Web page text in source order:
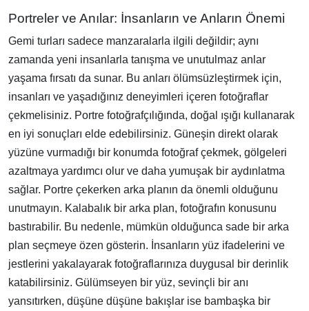
Portreler ve Anılar: İnsanların ve Anların Önemi
Gemi turları sadece manzaralarla ilgili değildir; aynı
zamanda yeni insanlarla tanışma ve unutulmaz anlar
yaşama fırsatı da sunar. Bu anları ölümsüzleştirmek için,
insanları ve yaşadığınız deneyimleri içeren fotoğraflar
çekmelisiniz. Portre fotoğrafçılığında, doğal ışığı kullanarak
en iyi sonuçları elde edebilirsiniz. Güneşin direkt olarak
yüzüne vurmadığı bir konumda fotoğraf çekmek, gölgeleri
azaltmaya yardımcı olur ve daha yumuşak bir aydınlatma
sağlar. Portre çekerken arka planın da önemli olduğunu
unutmayın. Kalabalık bir arka plan, fotoğrafın konusunu
bastırabilir. Bu nedenle, mümkün olduğunca sade bir arka
plan seçmeye özen gösterin. İnsanların yüz ifadelerini ve
jestlerini yakalayarak fotoğraflarınıza duygusal bir derinlik
katabilirsiniz. Gülümseyen bir yüz, sevinçli bir anı
yansıtırken, düşüne düşüne bakışlar ise bambaşka bir